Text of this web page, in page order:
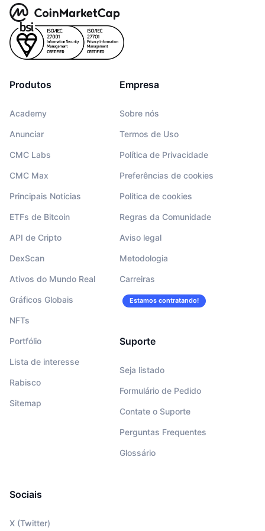
Produtos
Academy
Anunciar
CMC Labs
CMC Max
Principais Notícias
ETFs de Bitcoin
API de Cripto
DexScan
Ativos do Mundo Real
Gráficos Globais
NFTs
Portfólio
Lista de interesse
Rabisco
Sitemap
Empresa
Sobre nós
Termos de Uso
Política de Privacidade
Preferências de cookies
Política de cookies
Regras da Comunidade
Aviso legal
Metodologia
Carreiras
Estamos contratando!
Suporte
Seja listado
Formulário de Pedido
Contate o Suporte
Perguntas Frequentes
Glossário
Sociais
X (Twitter)